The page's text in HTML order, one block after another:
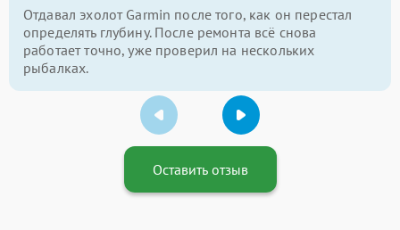
Отдавал эхолот Garmin после того, как он перестал
определять глубину. После ремонта всё снова
работает точно, уже проверил на нескольких
рыбалках.
Оставить отзыв